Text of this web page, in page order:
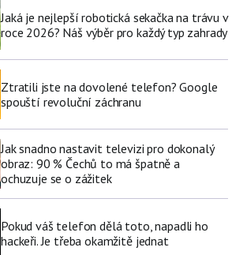
Jaká je nejlepší robotická sekačka na trávu v
roce 2026? Náš výběr pro každý typ zahrady
Ztratili jste na dovolené telefon? Google
spouští revoluční záchranu
Jak snadno nastavit televizi pro dokonalý
obraz: 90 % Čechů to má špatně a
ochuzuje se o zážitek
Pokud váš telefon dělá toto, napadli ho
hackeři. Je třeba okamžitě jednat